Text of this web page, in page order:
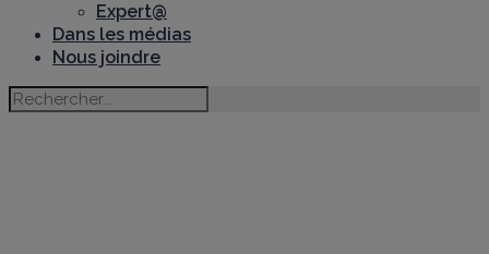
Expert@
Dans les médias
Nous joindre